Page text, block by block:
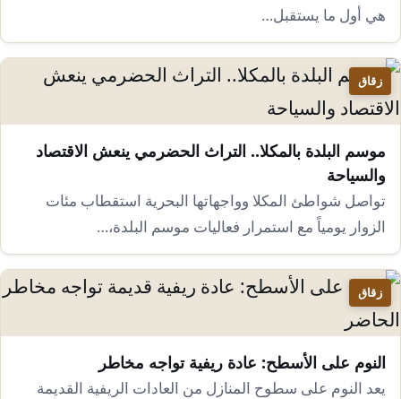
هي أول ما يستقبل…
زقاق
موسم البلدة بالمكلا.. التراث الحضرمي ينعش الاقتصاد
والسياحة
تواصل شواطئ المكلا وواجهاتها البحرية استقطاب مئات
الزوار يومياً مع استمرار فعاليات موسم البلدة،…
زقاق
النوم على الأسطح: عادة ريفية تواجه مخاطر
يعد النوم على سطوح المنازل من العادات الريفية القديمة